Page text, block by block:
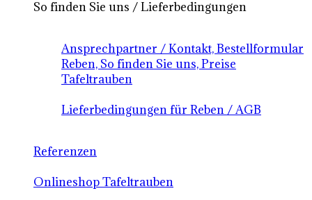
So finden Sie uns / Lieferbedingungen
Ansprechpartner / Kontakt, Bestellformular
Reben, So finden Sie uns, Preise
Tafeltrauben
Lieferbedingungen für Reben / AGB
Referenzen
Onlineshop Tafeltrauben